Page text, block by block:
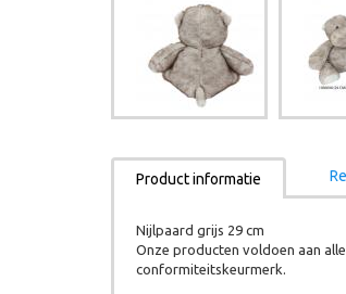
Product informatie
Nijlpaard grijs 29 cm
Onze producten voldoen aan
conformiteitskeurmerk.